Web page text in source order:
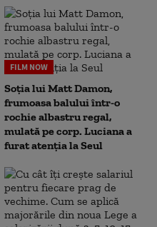
FILM NOW
Soția lui Matt Damon,
frumoasa balului într-o
rochie albastru regal,
mulată pe corp. Luciana a
furat atenția la Seul